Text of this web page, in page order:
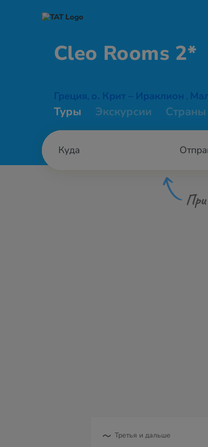
Cleo Rooms 2*
Греция, о. Крит – Ираклион ,
Туры Экскурсии
Третья и дальше